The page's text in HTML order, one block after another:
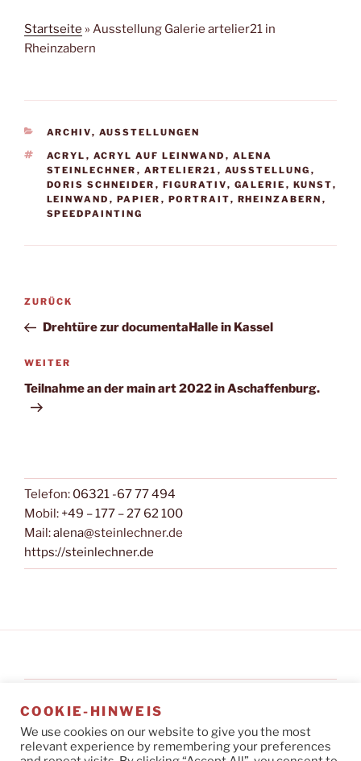
Startseite » Ausstellung Galerie artelier21 in
Rheinzabern
KATEGORIEN
ARCHIV, AUSSTELLUNGEN
SCHLAGWÖRTER
ACRYL , ACRYL AUF LEINWAND , ALENA
STEINLECHNER , ARTELIER21 , AUSSTELLUNG ,
DORIS SCHNEIDER , FIGURATIV, GALERIE , KUNST,
LEINWAND , PAPIER , PORTRAIT, RHEINZABERN ,
SPEEDPAINTING
Beitragsnavigation
Vorheriger
Beitrag
ZURÜCK
Drehtüre zur documentaHalle in Kassel
Nächster
Beitrag
WEITER
Teilnahme an der main art 2022 in Aschaffenburg.
Telefon: 06321 -67 77 494
Mobil: +49 – 177 – 27 62 100
Mail:alena@steinlechner.de
https://steinlechner.de
Rathausstraße 8A
67433 Neustadt an der Weinstraße
COOKIE-HINWEIS
We use cookies on our website to give you the most
relevant experience by remembering your preferences